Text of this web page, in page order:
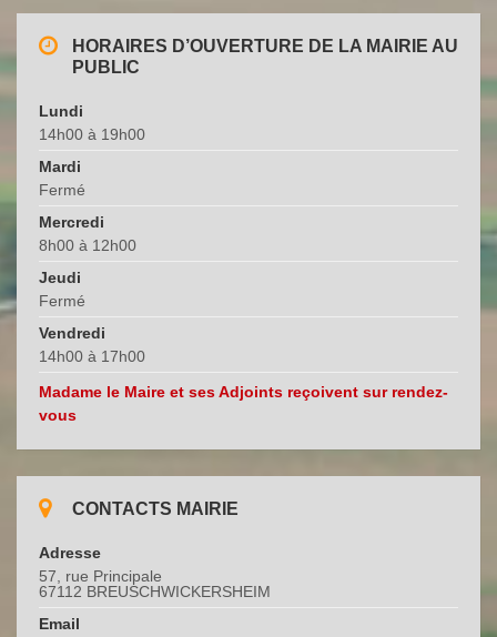
HORAIRES D’OUVERTURE DE LA MAIRIE AU
PUBLIC
Lundi
14h00 à 19h00
Mardi
Fermé
Mercredi
8h00 à 12h00
Jeudi
Fermé
Vendredi
14h00 à 17h00
Madame le Maire et ses Adjoints reçoivent sur rendez-
vous
CONTACTS MAIRIE
Adresse
57, rue Principale
67112 BREUSCHWICKERSHEIM
Email